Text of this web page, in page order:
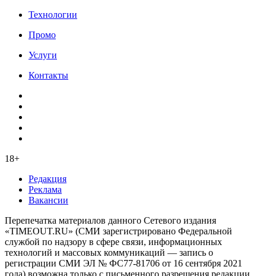
Технологии
Промо
Услуги
Контакты
18+
Редакция
Реклама
Вакансии
Перепечатка материалов данного Сетевого издания
«TIMEOUT.RU» (СМИ зарегистрировано Федеральной
службой по надзору в сфере связи, информационных
технологий и массовых коммуникаций — запись о
регистрации СМИ ЭЛ № ФС77-81706 от 16 сентября 2021
года) возможна только с письменного разрешения редакции.